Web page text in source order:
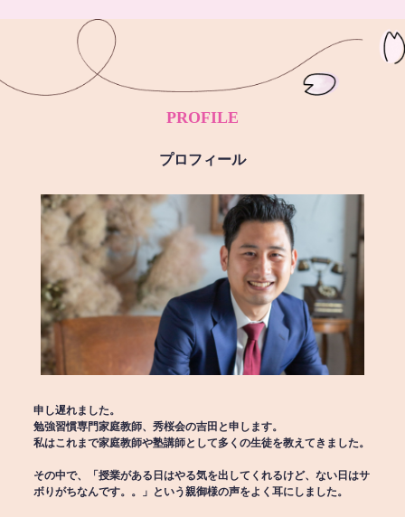
PROFILE
プロフィール
申し遅れました。
勉強習慣専門家庭教師、秀桜会の吉田と申します。
私はこれまで家庭教師や塾講師として多くの生徒を教えてきました。
その中で、「授業がある日はやる気を出してくれるけど、ない日はサ
ボりがちなんです。。」という親御様の声をよく耳にしました。